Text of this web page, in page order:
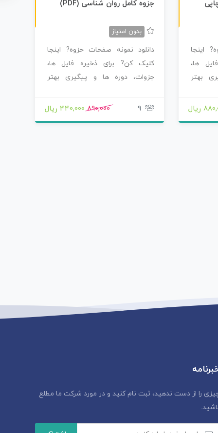
اینجا
ها،
بهتر
ریال
جزوه کامل روان شناسی (PDF)
بدون امتیاز
دانلود نمونه صفحات حزوه? اینجا
کلیک کن? برای ذخیره فایل ها،
جزوات، دوره ها و پیگیری بهتر
9
890,000 440,000 ریال
را از دست ندهید، ثبت نام کنید و در مورد شرکت ما مطلع